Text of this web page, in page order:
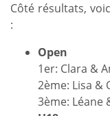
Côté résultats,
:
Open
1er: Clara &
2ème: Lisa &
3ème: Léane